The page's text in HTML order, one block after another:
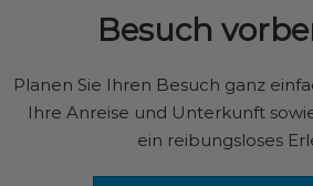
Besuch
Planen Sie Ihren Besuch ganz
Ihre Anreise und Unterkunft
ein reibungsloses